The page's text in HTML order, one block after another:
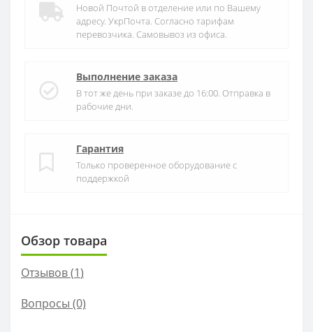
Новой Почтой в отделение или по Вашему
адресу. УкрПочта. Согласно тарифам
перевозчика. Самовывоз из офиса.
Выполнение заказа
В тот же день при заказе до 16:00. Отправка в
рабочие дни.
Гарантия
Только проверенное оборудование с
поддержкой
Обзор товара
Отзывов (1)
Вопросы (0)